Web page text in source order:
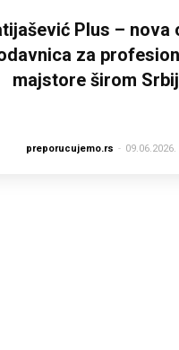
Plus – nova
za
majstore širom
preporucujemo.rs - 09.06.2026.